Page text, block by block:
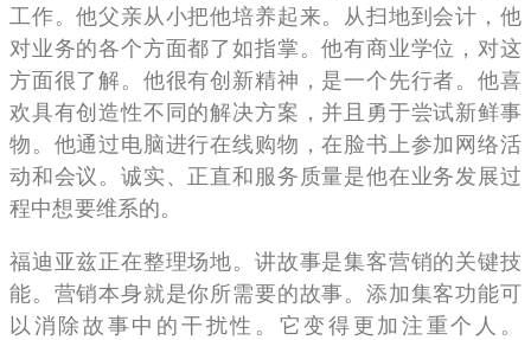
工作。他父亲从小把他培养起来。从扫地到会计，他
对业务的各个方面都了如指掌。他有商业学位，对这
方面很了解。他很有创新精神，是一个先行者。他喜
欢具有创造性不同的解决方案，并且勇于尝试新鲜事
物。他通过电脑进行在线购物，在脸书上参加网络活
动和会议。诚实、正直和服务质量是他在业务发展过
程中想要维系的。
福迪亚兹正在整理场地。讲故事是集客营销的关键技
能。营销本身就是你所需要的故事。添加集客功能可
以消除故事中的干扰性。它变得更加注重个人。